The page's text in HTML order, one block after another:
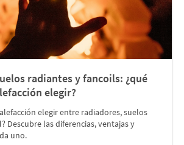
radiantes y fancoils: ¿qué
elegir?
elegir entre radiadores, suelos
Descubre las diferencias, ventajas y
uno.